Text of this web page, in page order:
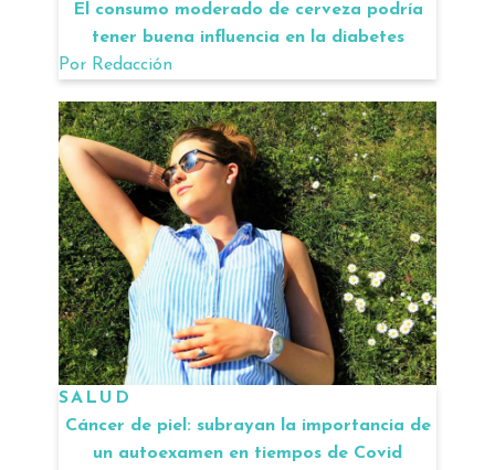
El consumo moderado de cerveza podría
tener buena influencia en la diabetes
Por Redacción
SALUD
Cáncer de piel: subrayan la importancia de
un autoexamen en tiempos de Covid